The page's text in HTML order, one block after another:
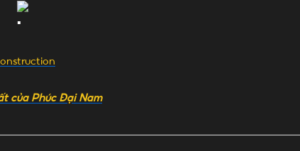
của Phúc Đại Nam